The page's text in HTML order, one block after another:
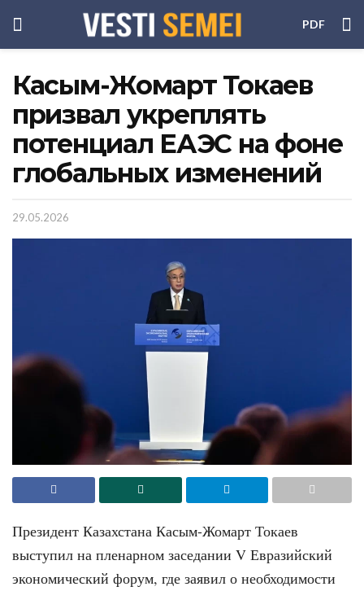
PDF
Касым-Жомарт Токаев
призвал укреплять
потенциал ЕАЭС на фоне
глобальных изменений
29.05.2026
Президент Казахстана Касым-Жомарт Токаев
выступил на пленарном заседании V Евразийский
экономический форум, где заявил о необходимости